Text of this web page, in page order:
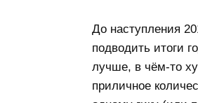
До наступления
подводить итоги
лучше, в чём-то
приличное